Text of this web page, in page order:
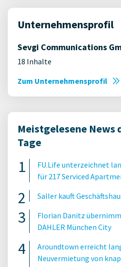
Unternehmensprofil
Sevgi Communications
18 Inhalte
Zum Unternehmensprofil
Meistgelesene News
Tage
FU.Life unterzeichnet
für 217 Serviced
Saller kauft
Florian Danitz
DAHLER München City
Aroundtown erreicht
Neuvermietung von